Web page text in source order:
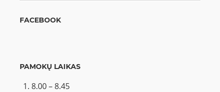
FACEBOOK
PAMOKŲ LAIKAS
8.00 – 8.45